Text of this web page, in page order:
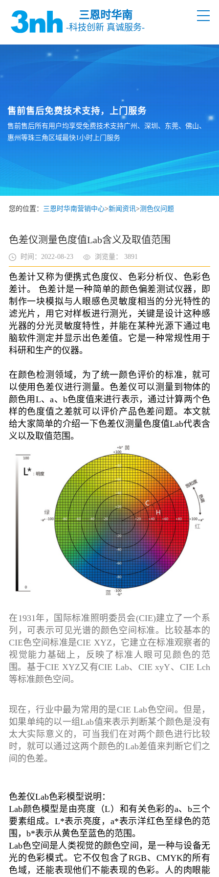
三恩时华南
-科技创新 真诚服务-
售前售后免费技术支持，上门服务
售前售后所有用户均享受免费技术支持广州、深圳、东莞、佛山、
惠州等珠三角区域最快1小时上门服务
您的位置： 三恩时华南营销中心>新闻资讯>测色仪问题
色差仪测量色度值Lab含义及取值范围
时间：2022-08-23 浏览量： 3891
色差计又称为便携式色度仪、色彩分析仪、色彩色
差计。 色差计是一种简单的颜色偏差测试仪器，即
制作一块模拟与人眼感色灵敏度相当的分光特性的
滤光片，用它对样板进行测光，关键是设计这种感
光器的分光灵敏度特性，并能在某种光源下通过电
脑软件测定并显示出色差值。它是一种常规性用于
科研和生产的仪器。
在颜色检测领域，为了统一颜色评价的标准，就可
以使用色差仪进行测量。色差仪可以测量到物体的
颜色用L、a、b色度值来进行表示，通过计算两个色
样的色度值之差就可以评价产品色差问题。本文就
给大家简单的介绍一下色差仪测量色度值Lab代表含
义以及取值范围。
在1931年，国际标准照明委员会(CIE)建立了一个系
列，可表示可见光谱的颜色空间标准。比较基本的
CIE色空间标准是CIE XYZ，它建立在标准观察者的
视觉能力基础上，反映了标准人眼可见颜色的范
围。基于CIE XYZ又有CIE Lab、CIE xyY、CIE Lch
等标准颜色空间。
现在，行业中最为常用的是CIE Lab色空间。但是，
如果单纯的以一组Lab值来表示判断某个颜色是没有
太大实际意义的，可当我们在对两个颜色进行比较
时，就可以通过这两个颜色的Lab差值来判断它们之
间的色差。
色差仪Lab色彩模型说明：
Lab颜色模型是由亮度（L）和有关色彩的a、b三个
要素组成。L*表示亮度，a*表示洋红色至绿色的范
围，b*表示从黄色至蓝色的范围。
Lab色空间是人类视觉的颜色空间，是一种与设备无
光的色彩模式。它不仅包含了RGB、CMYK的所有
色域，还能表现他们不能表现的色彩。人的肉眼能